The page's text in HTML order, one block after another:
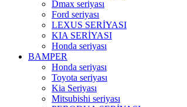
Dmax seriyası
Ford seriyası
LEXUS SERİYASI
KIA SERİYASI
Honda seriyası
BAMPER
Honda seriyası
Toyota seriyası
Kia Seriyası
Mitsubishi seriyası